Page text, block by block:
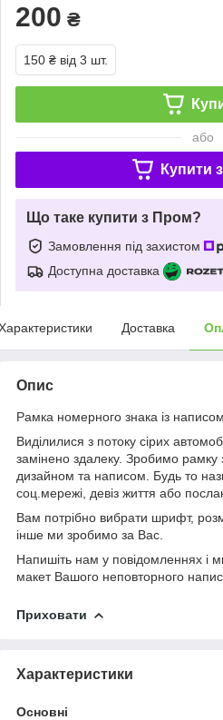
200 ₴
150 ₴ від 3 шт.
або
Купити з
Що таке купити з Пром?
Замовлення під захистом
Доступна доставка
Доставка
Опис
Рамка номерного знака із
Виділилися з потоку сірих
замінено здалеку. Зробимо
дизайном та написом. Будь то
соц.мережі, девіз життя або
Вам потрібно вибрати шрифт,
інше ми зробимо за Вас.
Напишіть нам у повідомленнях і
макет Вашого неповторного
Приховати
Характеристики
Основні